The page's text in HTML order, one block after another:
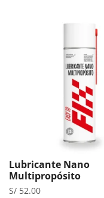
Lubricante Nano
Multipropósito
S/ 52.00